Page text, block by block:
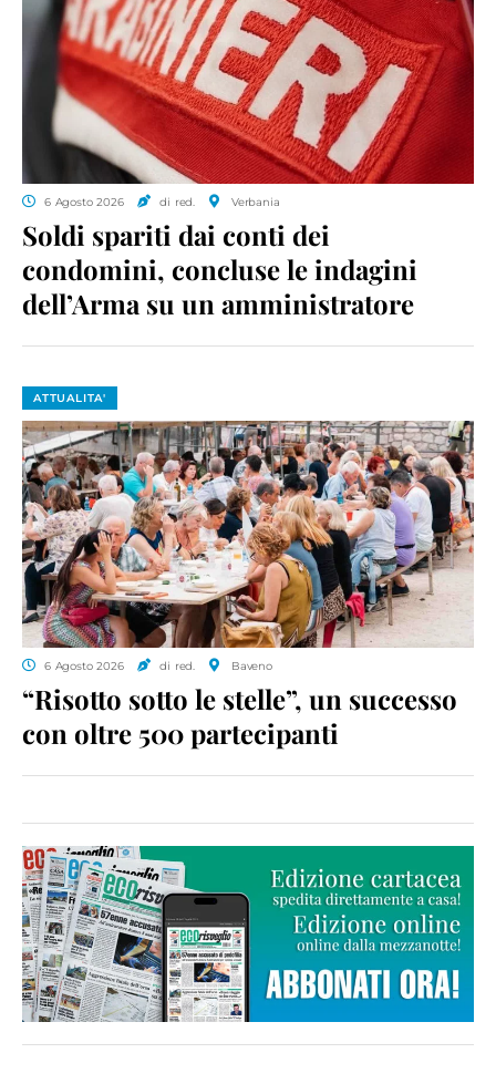
6 Agosto 2026 di red. Verbania
Soldi spariti dai conti dei
condomini, concluse le indagini
dell’Arma su un amministratore
ATTUALITA'
6 Agosto 2026 di red. Baveno
“Risotto sotto le stelle”, un successo
con oltre 500 partecipanti